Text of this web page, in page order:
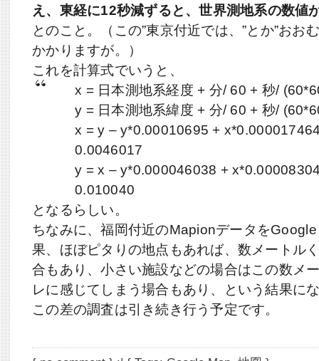
え、東経に12秒減ずると、世界測地系の数値
とのこと。（この”東京付近では、”とか”おお
かかりますが。）
これを計算式でいうと、
x = 日本測地系経度 + 分/ 60 + 秒/
y = 日本測地系緯度 + 分/ 60 + 秒/
x = y – y*0.00010695 +
0.0046017
y = x – y*0.000046038 +
0.010040
となるらしい。
ちなみに、福岡付近のMapionデータを
果、ほぼピタりの地点もあれば、数メートル
合もあり、小さい施設などの場合はこの数メ
レに感じてしまう場合もあり、という結果に
この差の調査は引き続き行う予定です。